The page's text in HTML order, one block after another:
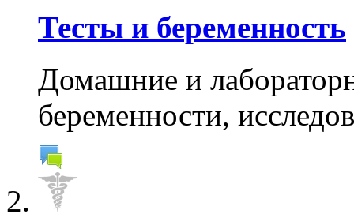
Тесты и беременность
Домашние и
беременности,